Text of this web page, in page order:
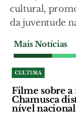
cultural,
da juventude
Mais Notícias
CULTURA
Filme sobre a
Chamusca
nível nacional